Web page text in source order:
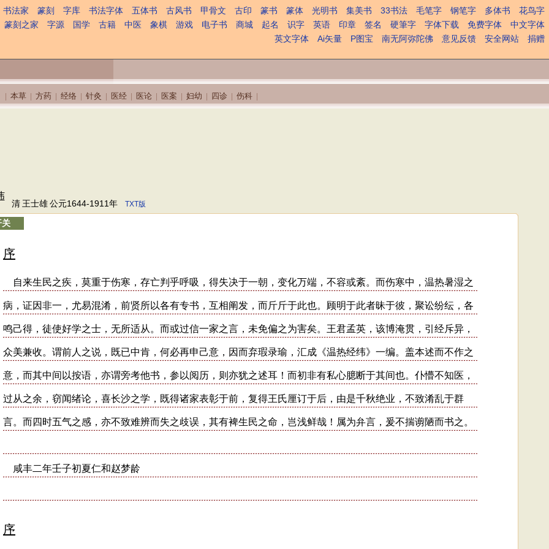
书法家 篆刻 字库 书法字体 五体书 古风书 甲骨文 古印 篆书 篆体 光明书 集美书 33书法 毛笔字 钢笔字 多体书
花鸟字
篆刻之家
字源 国学 古籍 中医 象棋 游戏 电子书 商城 起名 识字 英语 印章 签名 硬筆字 字体下载 免费字体
中文字体
英文字体
Ai矢量 P图宝 南无阿弥陀佛 意见反馈 安全网站 捐赠
本草 方药 经络 针灸 医经 医论 医案 妇幼 四诊 伤科
清 王士雄 公元1644-1911年 TXT版